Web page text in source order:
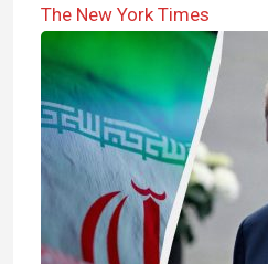
The New York Times